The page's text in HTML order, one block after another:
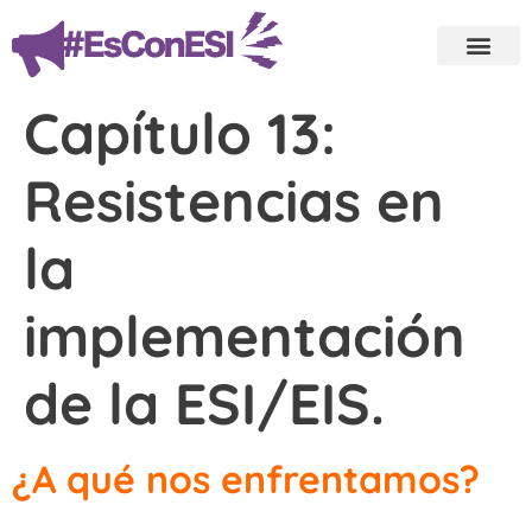
Capítulo 13:
Resistencias en
la
implementación
de la ESI/EIS.
¿A qué nos enfrentamos?